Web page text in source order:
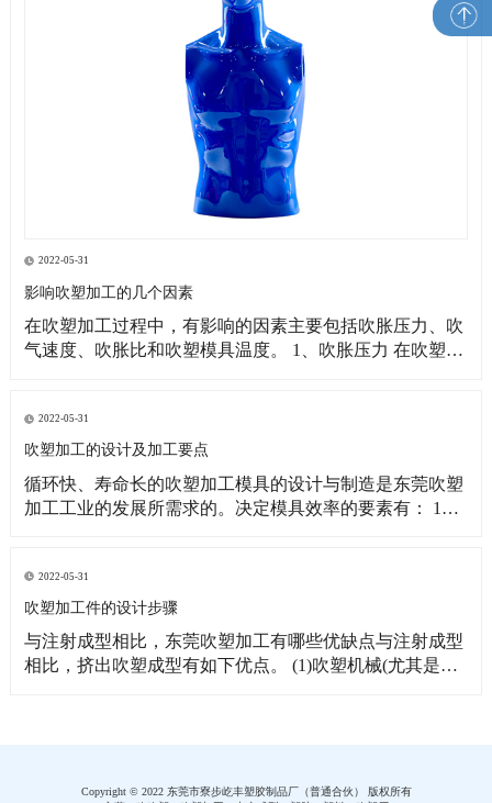
2022-05-31
影响吹塑加工的几个因素
在吹塑加工过程中，有影响的因素主要包括吹胀压力、吹
气速度、吹胀比和吹塑模具温度。 1、吹胀压力 在吹塑过
状；二是对东莞吹塑制品起冷却作用。空气压力取决于塑
料的品种及型坯温度，一般控制在0．2～1．OM
2022-05-31
吹塑加工的设计及加工要点
循环快、寿命长的吹塑加工模具的设计与制造是东莞吹塑
加工工业的发展所需求的。决定模具效率的要素有： 1、
铝70／75是制作大多数模具用的高级合金。由于该金属的
机加工性能好，故模腔通常采用机器切
2022-05-31
吹塑加工件的设计步骤
与注射成型相比，东莞吹塑加工有哪些优缺点与注射成型
相比，挤出吹塑成型有如下优点。 (1)吹塑机械(尤其是东
Copyright © 2022 东莞市寮步屹丰塑胶制品厂（普通合伙） 版权所有